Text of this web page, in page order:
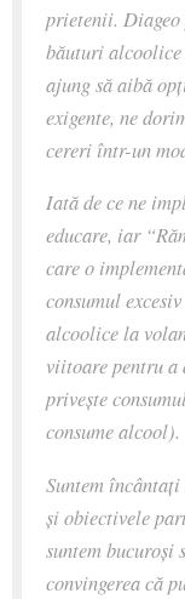
prietenii. Diageo
băuturi alcoolice
ajung să aibă
exigente, ne
cereri într-un
Iată de ce ne
educare, iar
care o
consumul
alcoolice la
viitoare pentru a
priveşte
consume alcool).
Suntem încântaţi
şi obiectivele
suntem bucuroşi
convingerea că